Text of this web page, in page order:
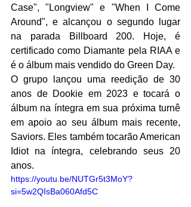
Case", "Longview" e "When I Come
Around", e alcançou o segundo lugar
na parada Billboard 200. Hoje, é
certificado como Diamante pela RIAA e
é o álbum mais vendido do Green Day.
O grupo lançou uma reedição de 30
anos de Dookie em 2023 e tocará o
álbum na íntegra em sua próxima turnê
em apoio ao seu álbum mais recente,
Saviors. Eles também tocarão American
Idiot na íntegra, celebrando seus 20
anos.
https://youtu.be/NUTGr5t3MoY?
si=5w2QIsBa060Afd5C